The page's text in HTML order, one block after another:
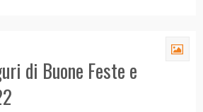
Toscana
giugno
pledge
di Buone Feste e